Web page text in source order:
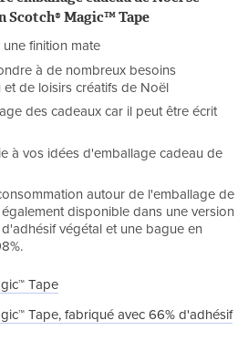
Scotch® Magic™ Tape
finition mate
à de nombreux besoins
de loisirs créatifs de Noël
des cadeaux car il peut être écrit
à vos idées d'emballage cadeau de
autour de l'emballage de
disponible dans une version
végétal et une bague en
Tape
Tape, fabriqué avec 66% d'adhésif